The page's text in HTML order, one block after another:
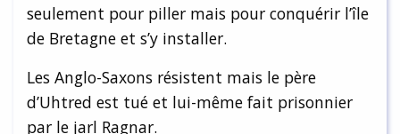
seulement pour piller mais pour conquérir l’île
de Bretagne et s’y installer.
Les Anglo-Saxons résistent mais le père
d’Uhtred est tué et lui-même fait prisonnier
par le jarl Ragnar.